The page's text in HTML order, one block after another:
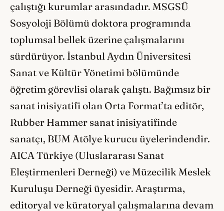
çalıştığı kurumlar arasındadır. MSGSÜ
Sosyoloji Bölümü doktora programında
toplumsal bellek üzerine çalışmalarını
sürdürüyor. İstanbul Aydın Üniversitesi
Sanat ve Kültür Yönetimi bölümünde
öğretim görevlisi olarak çalıştı. Bağımsız bir
sanat inisiyatifi olan Orta Format’ta editör,
Rubber Hammer sanat inisiyatifinde
sanatçı, BUM Atölye kurucu üyelerindendir.
AICA Türkiye (Uluslararası Sanat
Eleştirmenleri Derneği) ve Müzecilik Meslek
Kuruluşu Derneği üyesidir. Araştırma,
editoryal ve küratoryal çalışmalarına devam